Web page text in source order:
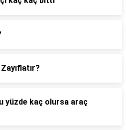
yüzde kaç olursa araç